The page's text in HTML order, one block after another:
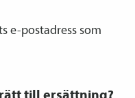
e-postadress som
till ersättning?